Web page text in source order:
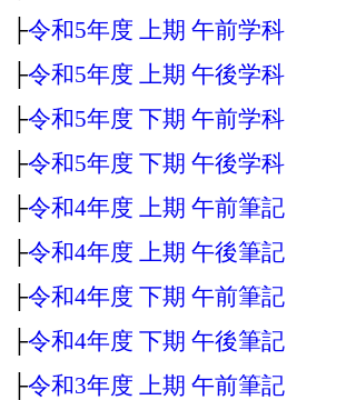
├令和5年度 上期 午前学科
├令和5年度 上期 午後学科
├令和5年度 下期 午前学科
├令和5年度 下期 午後学科
├令和4年度 上期 午前筆記
├令和4年度 上期 午後筆記
├令和4年度 下期 午前筆記
├令和4年度 下期 午後筆記
├令和3年度 上期 午前筆記